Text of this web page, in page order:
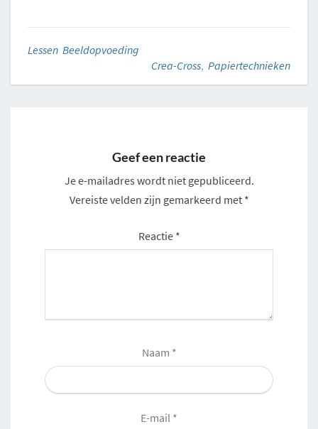
Lessen Beeldopvoeding
Crea-Cross, Papiertechnieken
Geef een reactie
Je e-mailadres wordt niet gepubliceerd.
Vereiste velden zijn gemarkeerd met *
Reactie *
Naam *
E-mail *